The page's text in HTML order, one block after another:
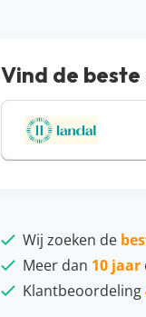
Vind de beste
Wij zoeken de
Meer dan 10 jaar
Klantbeoordeling